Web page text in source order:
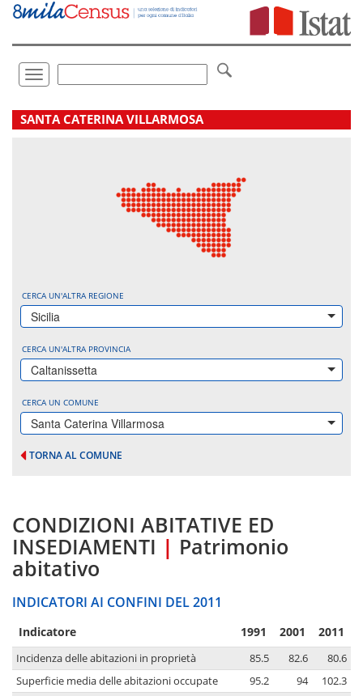
Vai
direttamente
Toggle
navigation
.
SANTA CATERINA VILLARMOSA
CERCA UN'ALTRA REGIONE
Sicilia
CERCA UN'ALTRA PROVINCIA
Caltanissetta
CERCA UN COMUNE
Santa Caterina Villarmosa
TORNA AL COMUNE
CONDIZIONI ABITATIVE ED
INSEDIAMENTI | Patrimonio
abitativo
INDICATORI AI CONFINI DEL 2011
Indicatore 1991 2001 2011
Incidenza delle abitazioni in proprietà 85.5 82.6
80.6
Superficie media delle abitazioni occupate
95.2 94
102.3